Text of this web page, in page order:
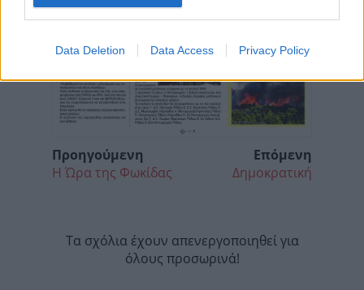
Data Deletion Data Access Privacy Policy
Προηγούμενη
Η Ώρα της Φωκίδας
Επόμενη
Δημοκρατική
Τα σχόλια έχουν απενεργοποιηθεί για
όλους προσωρινά!